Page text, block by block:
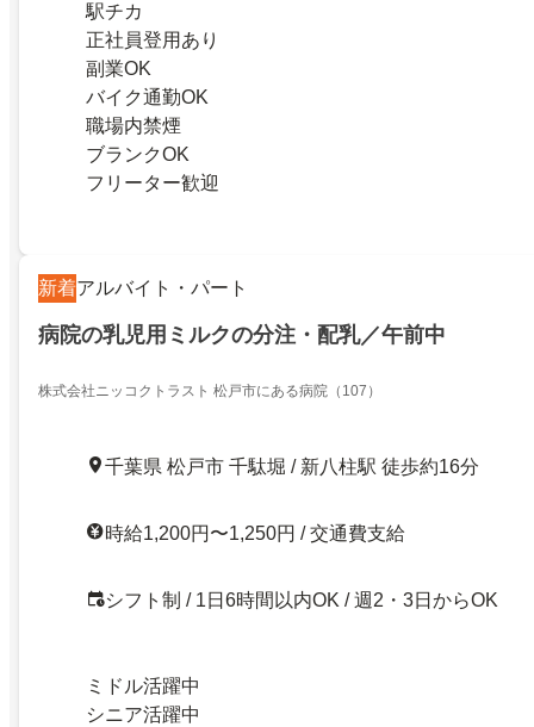
駅チカ
正社員登用あり
副業OK
バイク通勤OK
職場内禁煙
ブランクOK
フリーター歓迎
新着アルバイト・パート
病院の乳児用ミルクの分注・配乳／午前中
株式会社ニッコクトラスト 松戸市にある病院（107）
千葉県 松戸市 千駄堀 / 新八柱駅 徒歩約16分
時給1,200円〜1,250円 / 交通費支給
シフト制 / 1日6時間以内OK / 週2・3日からOK
ミドル活躍中
シニア活躍中